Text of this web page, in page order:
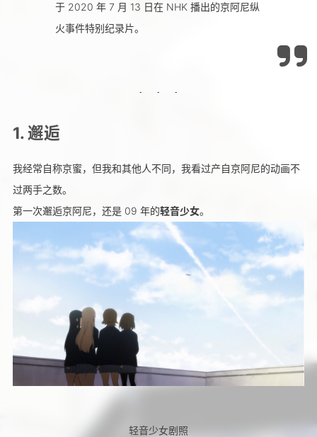
于 2020 年 7 月 13 日在 NHK 播出的京阿尼纵
火事件特别纪录片。
1. 邂逅
我经常自称京蜜，但我和其他人不同，我看过产自京阿尼的动画不
过两手之数。
第一次邂逅京阿尼，还是 09 年的轻音少女。
轻音少女剧照